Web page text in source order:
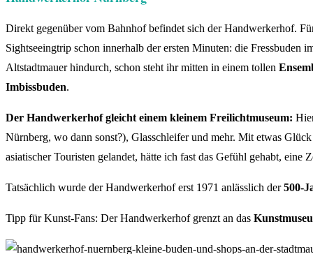
Direkt gegenüber vom Bahnhof befindet sich der Handwerkerhof.
Sightseeingtrip schon innerhalb der ersten Minuten: die Fressbuden
Altstadtmauer hindurch, schon steht ihr mitten in einem tollen
Imbissbuden.
Der Handwerkerhof gleicht einem kleinem Freilichtmuseum:
Nürnberg, wo dann sonst?), Glasschleifer und mehr. Mit etwas
asiatischer Touristen gelandet, hätte ich fast das Gefühl gehabt, eine
Tatsächlich wurde der Handwerkerhof erst 1971 anlässlich der500-
Tipp für Kunst-Fans: Der Handwerkerhof grenzt an das